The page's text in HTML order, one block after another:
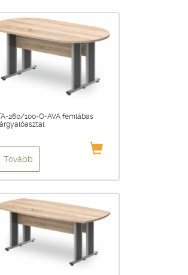
260/100-O-AVA fémlábas
Tovább